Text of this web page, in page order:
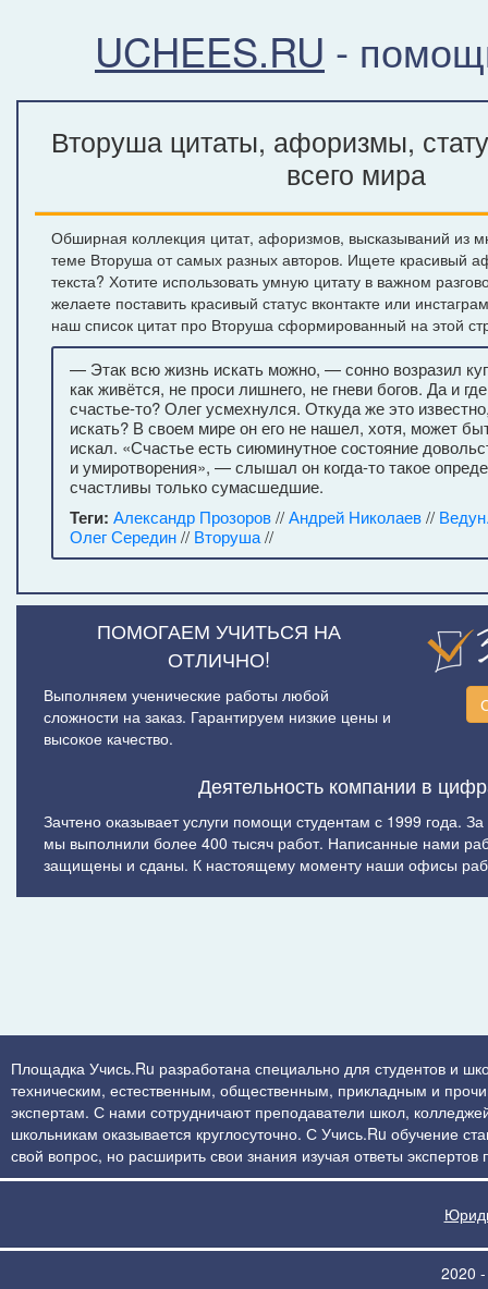
UCHEES.RU -
Вторуша цитаты, афоризмы,
всего мира
Обширная коллекция цитат, афоризмов, высказываний из
теме Вторуша от самых разных авторов. Ищете красивый
текста? Хотите использовать умную цитату в важном
желаете поставить красивый статус вконтакте или
наш список цитат про Вторуша сформированный на этой
— Этак всю жизнь искать можно, — сонно возразил
как живётся, не проси лишнего, не гневи богов. Да и
счастье-то? Олег усмехнулся. Откуда же это
искать? В своем мире он его не нашел, хотя, может
искал. «Счастье есть сиюминутное состояние
и умиротворения», — слышал он когда-то такое
счастливы только сумасшедшие.
Теги: Александр Прозоров//Андрей Николаев//
Олег Середин// Вторуша//
ПОМОГАЕМ УЧИТЬСЯ НА
ОТЛИЧНО!
Выполняем ученические работы любой
сложности на заказ. Гарантируем низкие цены и
высокое качество.
Деятельность компании в
Зачтено оказывает услуги помощи студентам с 1999 года.
мы выполнили более 400 тысяч работ. Написанные нами
защищены и сданы. К настоящему моменту наши офисы
Площадка Учись.Ru разработана специально для студентов и
техническим, естественным, общественным, прикладным и
экспертам. С нами сотрудничают преподаватели школ,
школьникам оказывается круглосуточно. С Учись.Ru обучение
свой вопрос, но расширить свои знания изучая ответы
2020